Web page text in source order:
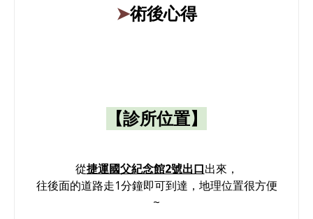
➤術後心得
【診所位置】
從捷運國父紀念館2號出口出來，
往後面的道路走1分鐘即可到達，地理位置很方便
~